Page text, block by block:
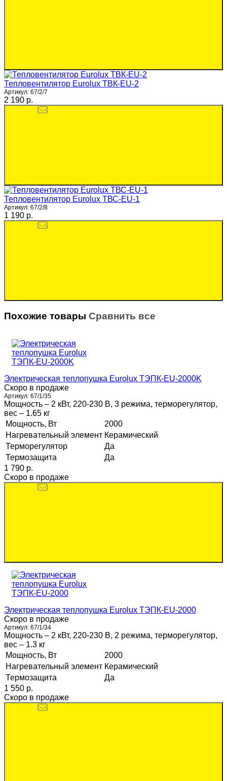
Тепловентилятор Eurolux ТВК-EU-2
Артикул: 67/2/7
2 190 p.
Тепловентилятор Eurolux ТВС-EU-1
Артикул: 67/2/8
1 190 p.
Похожие товары Сравнить все
Электрическая теплопушка Eurolux ТЭПК-EU-2000K
Скоро в продаже
Артикул: 67/1/35
Мощность – 2 кВт, 220-230 В, 3 режима, терморегулятор,
вес – 1.65 кг
Мощность, Вт
2000
Нагревательный элемент Керамический
Терморегулятор
Да
Термозащита
Да
1 790 p.
Скоро в продаже
Электрическая теплопушка Eurolux ТЭПК-EU-2000
Скоро в продаже
Артикул: 67/1/34
Мощность – 2 кВт, 220-230 В, 2 режима, терморегулятор,
вес – 1.3 кг
Мощность, Вт
2000
Нагревательный элемент Керамический
Термозащита
Да
1 550 p.
Скоро в продаже